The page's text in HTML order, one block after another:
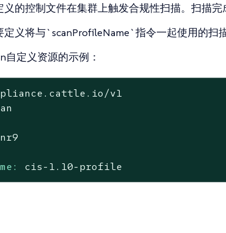
的控制文件在集群上触发合规性扫描。扫描完
义将与`scanProfileName`指令一起使用的扫
自定义资源的示例：
v1
cis-1.10-profile